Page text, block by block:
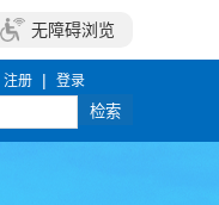
注册 | 登录
无障碍浏览